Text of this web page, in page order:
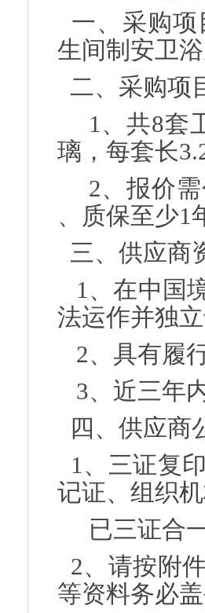
一、采购
生间制安卫
二、采购项
1、共8套
璃，每套长
2、报价
、质保至少1
三、供应商
1、在中国
法运作并独
2、具有履
3、近三年
四、供应商
1、三证复
记证、组织
已三证合
2、请按附
等资料务必